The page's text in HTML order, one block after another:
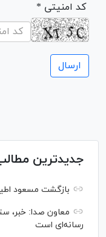
* کد امنیتی
جدیدترین
بازگشت مسعود
معاون صدا: خبر،
رسانه‌ای است